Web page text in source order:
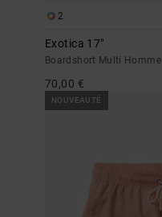
2
Exotica 17"
Boardshort Multi Homme
70,00 €
NOUVEAUTÉ